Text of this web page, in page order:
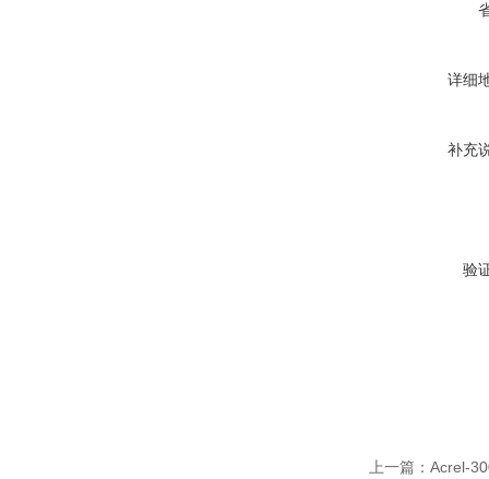
详细
补充
验
上一篇： Acrel-